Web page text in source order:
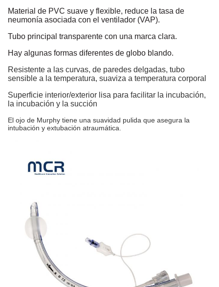
Material de PVC suave y flexible, reduce la tasa de
neumonía asociada con el ventilador (VAP).
Tubo principal transparente con una marca clara.
Hay algunas formas diferentes de globo blando.
Resistente a las curvas, de paredes delgadas, tubo
sensible a la temperatura, suaviza a temperatura corporal
Superficie interior/exterior lisa para facilitar la incubación,
la incubación y la succión
El ojo de Murphy tiene una suavidad pulida que asegura la
intubación y extubación atraumática.